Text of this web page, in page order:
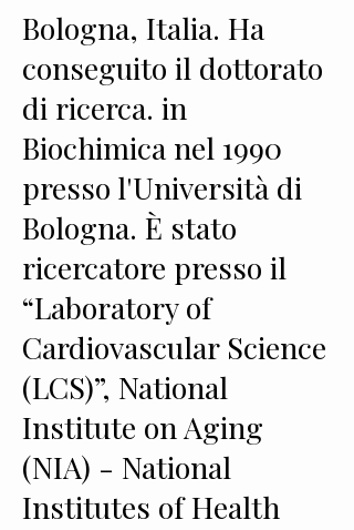
Bologna, Italia. Ha
conseguito il dottorato
di ricerca. in
Biochimica nel 1990
presso l'Università di
Bologna. È stato
ricercatore presso il
“Laboratory of
Cardiovascular Science
(LCS)”, National
Institute on Aging
(NIA) - National
Institutes of Health